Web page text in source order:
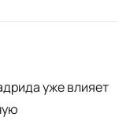
уже влияет